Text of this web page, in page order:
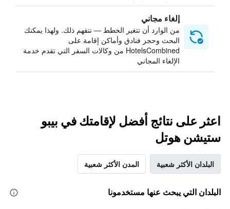
إلغاء مجاني
من الوارد أن تتغير الخطط — نتفهم ذلك. ولهذا يمكنك
البحث وحجز فنادق وأماكن إقامة على
HotelsCombined من وكالات السفر التي تقدم خدمة
الإلغاء المجاني
اعثر على نتائج أفضل لإقامتك في بيبو
ستيشن هوتل
البلدان الأكثر شعبية المدن الأكثر شعبية
البلدان التي يبحث عنها مستخدمونا